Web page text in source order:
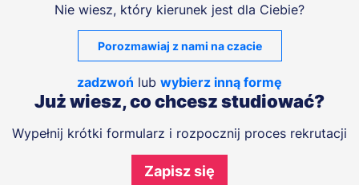
Nie wiesz, który kierunek jest dla Ciebie?
Porozmawiaj z nami na czacie
zadzwoń lub wybierz inną formę
Już wiesz, co chcesz studiować?
Wypełnij krótki formularz i rozpocznij proces rekrutacji
Zapisz się